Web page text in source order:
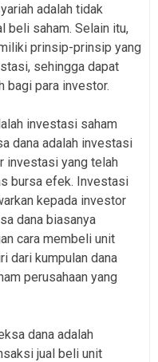
adalah tidak
beli saham. Selain itu,
prinsip-prinsip yang
sehingga dapat
bagi para investor.
investasi saham
dana adalah investasi
investasi yang telah
bursa efek. Investasi
kepada investor
dana biasanya
cara membeli unit
dari kumpulan dana
perusahaan yang
dana adalah
jual beli unit